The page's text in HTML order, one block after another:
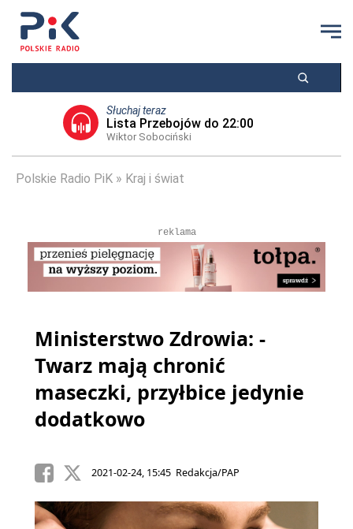
Słuchaj teraz
Lista Przebojów do 22:00
Wiktor Sobociński
Polskie Radio PiK Kraj i świat
reklama
Ministerstwo Zdrowia: -
Twarz mają chronić
maseczki, przyłbice jedynie
dodatkowo
2021-02-24, 15:45 Redakcja/PAP